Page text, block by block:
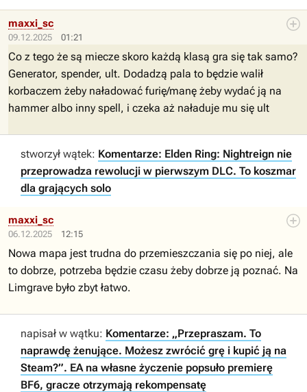
09.12.2025 01:21
maxxi_sc
Co z tego że są miecze skoro każdą klasą gra się tak samo?
Generator, spender, ult. Dodadzą pala to będzie walił
korbaczem żeby naładować furię/manę żeby wydać ją na
hammer albo inny spell, i czeka aż naładuje mu się ult
stworzył wątek: Komentarze: Elden Ring: Nightreign nie
przeprowadza rewolucji w pierwszym DLC. To koszmar
dla grających solo
06.12.2025 12:15
maxxi_sc
Nowa mapa jest trudna do przemieszczania się po niej, ale
to dobrze, potrzeba będzie czasu żeby dobrze ją poznać. Na
Limgrave było zbyt łatwo.
napisał w wątku: Komentarze: „Przepraszam. To
naprawdę żenujące. Możesz zwrócić grę i kupić ją na
Steam?”. EA na własne życzenie popsuło premierę
BF6, gracze otrzymają rekompensatę